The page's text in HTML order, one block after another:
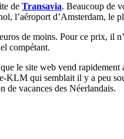
de Transavia. Beaucoup de
l’aéroport d’Amsterdam, le
de moins. Pour ce prix, il
compétant.
le site web vend rapidement
qui semblait il y a peu
de vacances des Néerlandais.